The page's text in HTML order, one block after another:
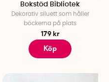
Bokstöd Bibliotek
Dekorativ siluett som håller
böckerna på plats
179 kr
Köp